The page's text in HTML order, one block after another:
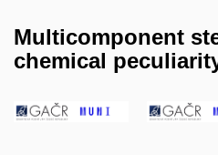
Multicomponent
chemical